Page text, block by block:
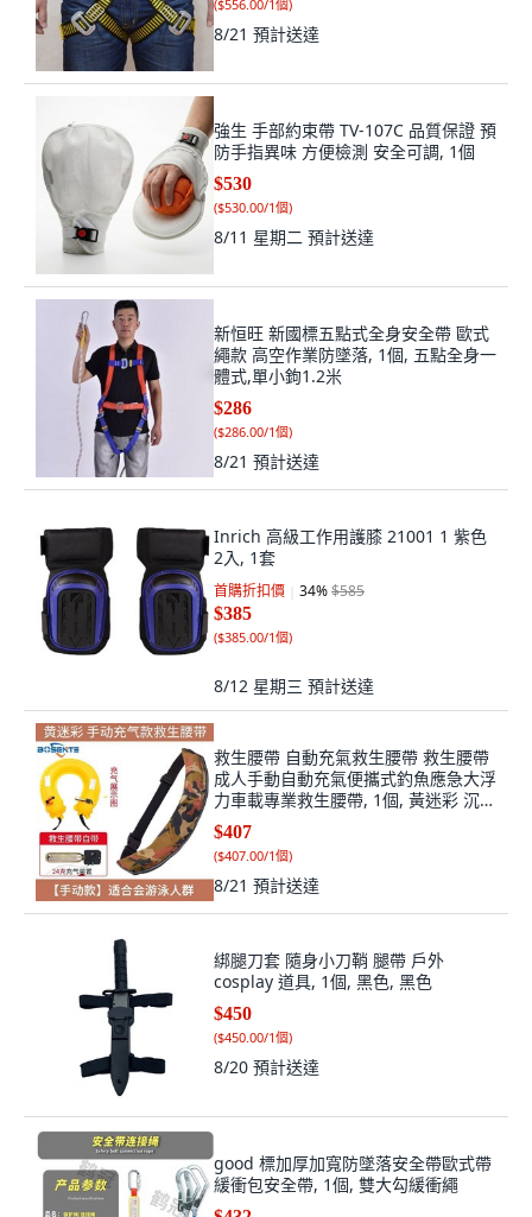
($556.00/1個)
8/21 預計送達
強生 手部約束帶 TV-107C 品質保證 預
防手指異味 方便檢測 安全可調, 1個
$530
($530.00/1個)
8/11 星期二 預計送達
新恒旺 新國標五點式全身安全帶 歐式
繩款 高空作業防墜落, 1個, 五點全身一
體式,單小鉤1.2米
$286
($286.00/1個)
8/21 預計送達
Inrich 高級工作用護膝 21001 1 紫色
2入, 1套
首購折扣價 34%$585
$385
($385.00/1個)
8/12 星期三 預計送達
救生腰帶 自動充氣救生腰帶 救生腰帶
成人手動自動充氣便攜式釣魚應急大浮
力車載專業救生腰帶, 1個, 黃迷彩 沉
穩, 手拉成人均碼 充氣腰帶, 黃迷彩, 手
拉成人
$407
($407.00/1個)
8/21 預計送達
綁腿刀套 隨身小刀鞘 腿帶 戶外
cosplay 道具, 1個, 黑色, 黑色
$450
($450.00/1個)
8/20 預計送達
good 標加厚加寬防墜落安全帶歐式帶
緩衝包安全帶, 1個, 雙大勾緩衝繩